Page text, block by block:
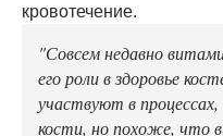
кровотечение.
"Совсем недавно
его роли в здоровье
участвуют в
кости, но похоже, что